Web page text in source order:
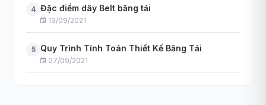
4 Đặc điểm dây Belt băng tải
13/09/2021
5 Quy Trình Tính Toán Thiết Kế Băng Tải
07/09/2021